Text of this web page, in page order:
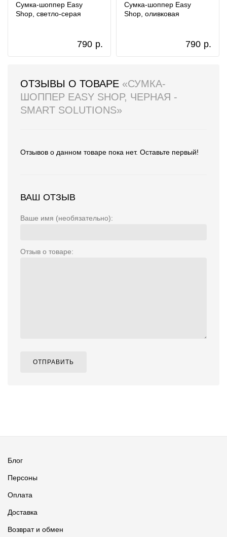
Сумка-шоппер Easy
Shop, светло-серая
790 р.
Сумка-шоппер Easy
Shop, оливковая
790 р.
ОТЗЫВЫ О ТОВАРЕ «СУМКА-
ШОППЕР EASY SHOP, ЧЕРНАЯ -
SMART SOLUTIONS»
Отзывов о данном товаре пока нет. Оставьте первый!
ВАШ ОТЗЫВ
Ваше имя (необязательно):
Отзыв о товаре:
ОТПРАВИТЬ
Блог
Персоны
Оплата
Доставка
Возврат и обмен